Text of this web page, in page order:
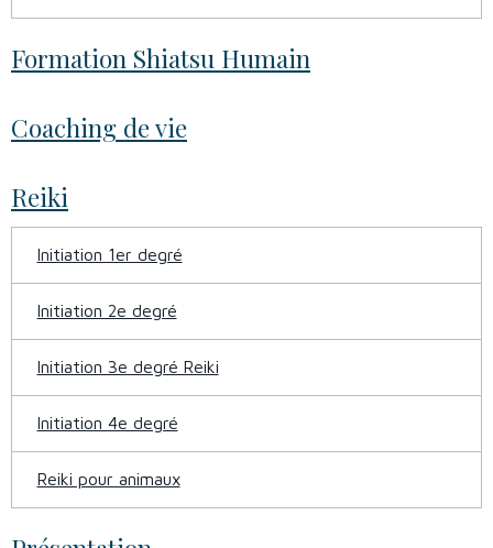
Formation Shiatsu Humain
Coaching de vie
Reiki
Initiation 1er degré
Initiation 2e degré
Initiation 3e degré Reiki
Initiation 4e degré
Reiki pour animaux